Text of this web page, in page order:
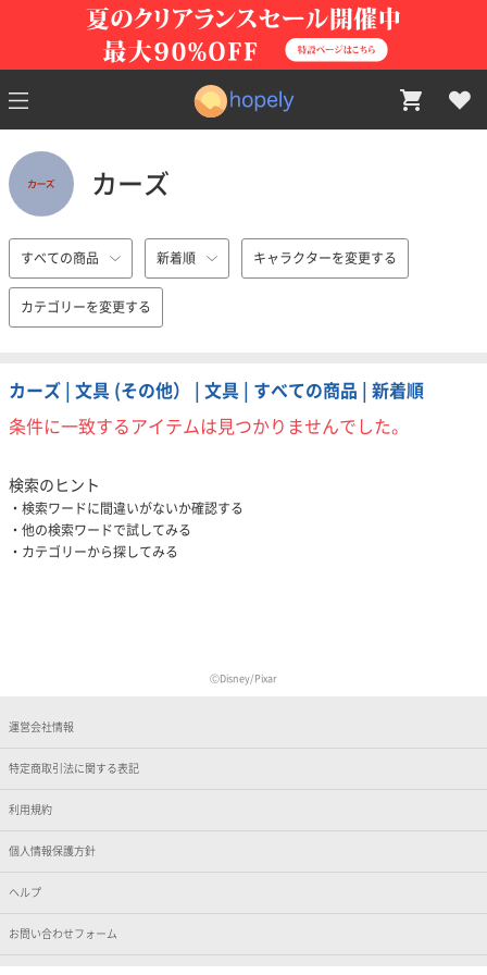
カーズ
すべての商品 新着順 キャラクターを変更する
カテゴリーを変更する
カーズ | 文具 (その他） | 文具 | すべての商品 | 新着順
条件に一致するアイテムは見つかりませんでした。
検索のヒント
検索ワードに間違いがないか確認する
他の検索ワードで試してみる
カテゴリーから探してみる
ⒸDisney/Pixar
運営会社情報
特定商取引法に関する表記
利用規約
個人情報保護方針
ヘルプ
お問い合わせフォーム